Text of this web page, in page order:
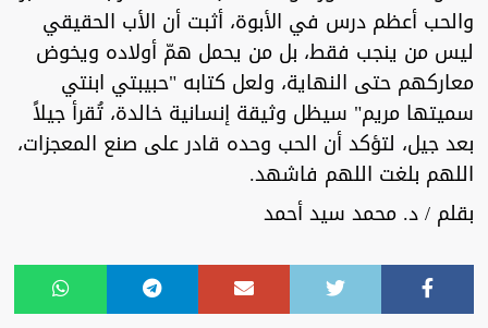
والحب أعظم درس في الأبوة، أثبت أن الأب الحقيقي
ليس من ينجب فقط، بل من يحمل همّ أولاده ويخوض
معاركهم حتى النهاية، ولعل كتابه "حبيبتي ابنتي
سميتها مريم" سيظل وثيقة إنسانية خالدة، تُقرأ جيلاً
بعد جيل، لتؤكد أن الحب وحده قادر على صنع المعجزات،
اللهم بلغت اللهم فاشهد.
بقلم / د. محمد سيد أحمد